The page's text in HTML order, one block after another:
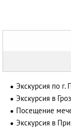
Экскурсия по г.
Экскурсия в
Посещение
Экскурсия в